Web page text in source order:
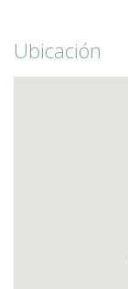
Ubicación